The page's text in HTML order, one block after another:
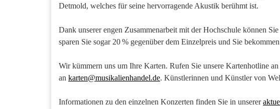
Detmold, welches für seine hervorragende Akustik berühmt ist.
Dank unserer engen Zusammenarbeit mit der Hochschule können
sparen Sie sogar 20 % gegenüber dem Einzelpreis und Sie
Wir kümmern uns um Ihre Karten. Rufen Sie unsere Kartenhotline
an karten@musikalienhandel.de. Künstlerinnen und Künstler von
Informationen zu den einzelnen Konzerten finden Sie in unserer